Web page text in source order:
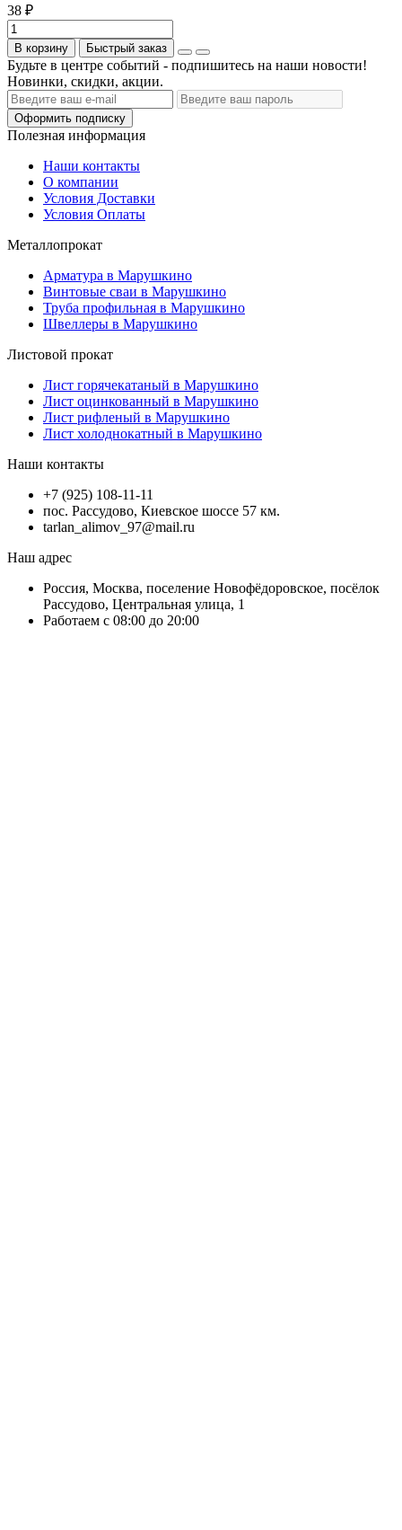
38 ₽
В корзину Быстрый заказ
Будьте в центре событий - подпишитесь на наши новости!
Новинки, скидки, акции.
Оформить подписку
Полезная информация
Наши контакты
О компании
Условия Доставки
Условия Оплаты
Металлопрокат
Арматура в Марушкино
Винтовые сваи в Марушкино
Труба профильная в Марушкино
Швеллеры в Марушкино
Листовой прокат
Лист горячекатаный в Марушкино
Лист оцинкованный в Марушкино
Лист рифленый в Марушкино
Лист холоднокатный в Марушкино
Наши контакты
+7 (925) 108-11-11
пос. Рассудово, Киевское шоссе 57 км.
tarlan_alimov_97@mail.ru
Наш адрес
Россия, Москва, поселение Новофёдоровское, посёлок
Рассудово, Центральная улица, 1
Работаем с 08:00 до 20:00